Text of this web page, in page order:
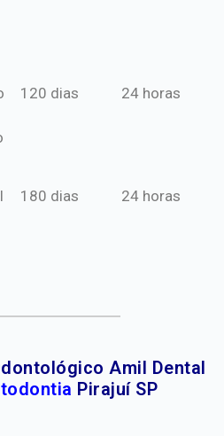
120 dias 24 horas
180 dias 24 horas
Amil Dental
Pirajuí SP